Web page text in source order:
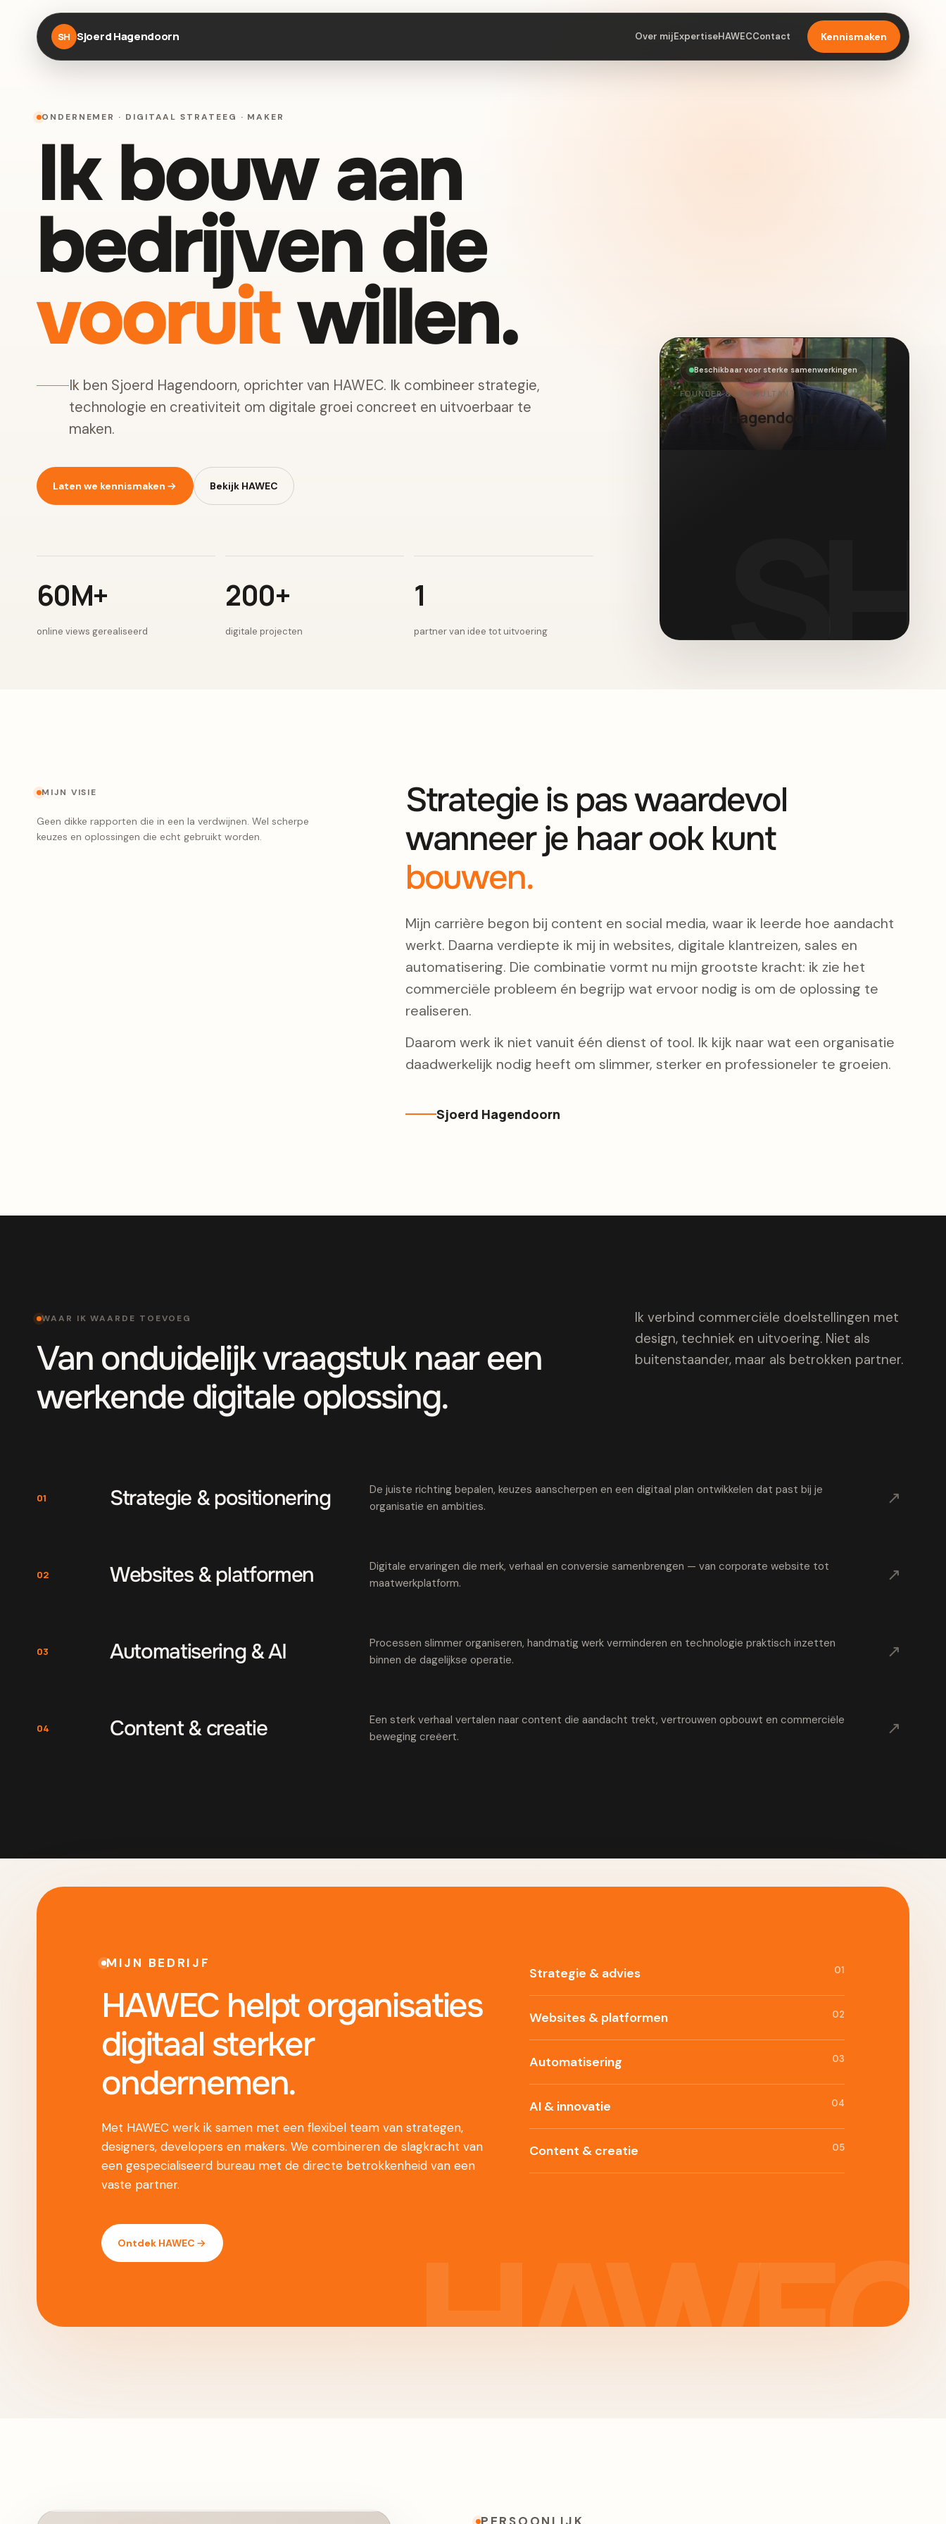
SH Sjoerd Hagendoorn Over mijExpertiseHAWECContact Kennismaken
ONDERNEMER · DIGITAAL STRATEEG · MAKER
Ik bouw aan
bedrijven die
vooruitwillen.
Ik ben Sjoerd Hagendoorn, oprichter van HAWEC. Ik combineer strategie,
technologie en creativiteit om digitale groei concreet en uitvoerbaar te
maken.
Laten we kennismaken Bekijk HAWEC
60M+
online views gerealiseerd
200+
digitale projecten
1
partner van idee tot uitvoering
Beschikbaar voor sterke samenwerkingen
FOUNDER & CONSULTANT
Sjoerd Hagendoorn
MIJN VISIE
Geen dikke rapporten die in een la verdwijnen. Wel scherpe
keuzes en oplossingen die echt gebruikt worden.
Strategie is pas waardevol
wanneer je haar ook kunt
bouwen.
Mijn carrière begon bij content en social media, waar ik leerde hoe aandacht
werkt. Daarna verdiepte ik mij in websites, digitale klantreizen, sales en
automatisering. Die combinatie vormt nu mijn grootste kracht: ik zie het
commerciële probleem én begrijp wat ervoor nodig is om de oplossing te
realiseren.
Daarom werk ik niet vanuit één dienst of tool. Ik kijk naar wat een organisatie
daadwerkelijk nodig heeft om slimmer, sterker en professioneler te groeien.
Sjoerd Hagendoorn
WAAR IK WAARDE TOEVOEG
Van onduidelijk vraagstuk naar een
werkende digitale oplossing.
Ik verbind commerciële doelstellingen met
design, techniek en uitvoering. Niet als
buitenstaander, maar als betrokken partner.
01 Strategie & positionering
De juiste richting bepalen, keuzes aanscherpen en een digitaal plan ontwikkelen dat past bij je
organisatie en ambities.
↗
02 Websites & platformen
Digitale ervaringen die merk, verhaal en conversie samenbrengen — van corporate website tot
maatwerkplatform.
↗
03 Automatisering & AI
Processen slimmer organiseren, handmatig werk verminderen en technologie praktisch inzetten
binnen de dagelijkse operatie.
↗
04 Content & creatie
Een sterk verhaal vertalen naar content die aandacht trekt, vertrouwen opbouwt en commerciële
beweging creëert.
↗
MIJN BEDRIJF
HAWEC helpt organisaties
digitaal sterker
ondernemen.
Met HAWEC werk ik samen met een flexibel team van strategen,
designers, developers en makers. We combineren de slagkracht van
een gespecialiseerd bureau met de directe betrokkenheid van een
vaste partner.
Ontdek HAWEC
Strategie & advies 01
Websites & platformen 02
Automatisering 03
AI & innovatie 04
Content & creatie 05